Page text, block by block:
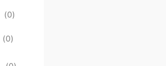
(0)
(0)